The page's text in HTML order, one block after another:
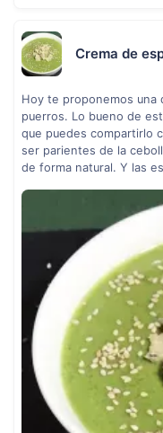
Crema de
Hoy te proponemos una
puerros. Lo bueno de
que puedes compartirlo
ser parientes de la
de forma natural. Y las